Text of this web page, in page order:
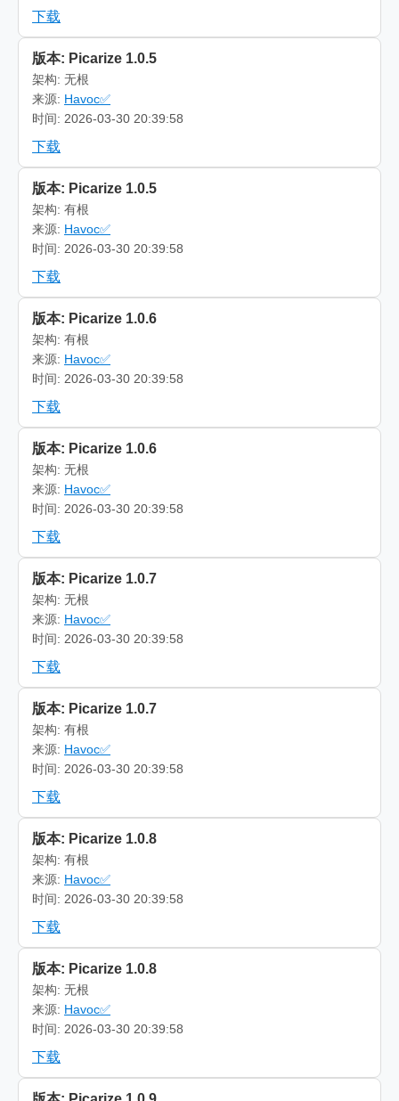
下载
版本: Picarize 1.0.5
架构: 无根
来源: Havoc✅
时间: 2026-03-30 20:39:58
下载
版本: Picarize 1.0.5
架构: 有根
来源: Havoc✅
时间: 2026-03-30 20:39:58
下载
版本: Picarize 1.0.6
架构: 有根
来源: Havoc✅
时间: 2026-03-30 20:39:58
下载
版本: Picarize 1.0.6
架构: 无根
来源: Havoc✅
时间: 2026-03-30 20:39:58
下载
版本: Picarize 1.0.7
架构: 无根
来源: Havoc✅
时间: 2026-03-30 20:39:58
下载
版本: Picarize 1.0.7
架构: 有根
来源: Havoc✅
时间: 2026-03-30 20:39:58
下载
版本: Picarize 1.0.8
架构: 有根
来源: Havoc✅
时间: 2026-03-30 20:39:58
下载
版本: Picarize 1.0.8
架构: 无根
来源: Havoc✅
时间: 2026-03-30 20:39:58
下载